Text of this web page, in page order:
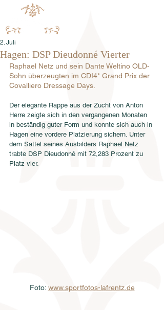
Hagen: DSP Dieudonné Vierter
2. Juli
Raphael Netz und sein Dante Weltino OLD-
Sohn überzeugten im CDI4* Grand Prix der
Covalliero Dressage Days.
Der elegante Rappe aus der Zucht von Anton
Herre zeigte sich in den vergangenen Monaten
in beständig guter Form und konnte sich auch in
Hagen eine vordere Platzierung sichern. Unter
dem Sattel seines Ausbilders Raphael Netz
trabte DSP Dieudonné mit 72,283 Prozent zu
Platz vier.
Foto: www.sportfotos-lafrentz.de